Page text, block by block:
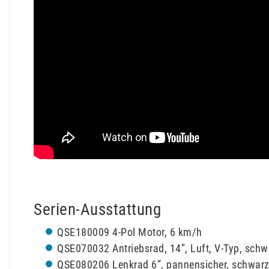
Serien-Ausstattung
QSE180009 4-Pol Motor, 6 km/h
QSE070032 Antriebsrad, 14”, Luft, V-Typ,
QSE080206 Lenkrad 6”, pannensicher, schwarz